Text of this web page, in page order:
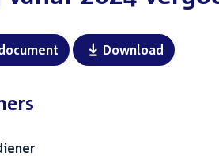
Download